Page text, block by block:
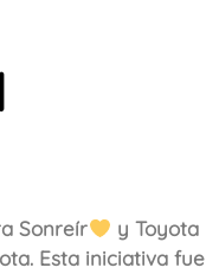
Sonreír
y Toyota
. Esta iniciativa fue